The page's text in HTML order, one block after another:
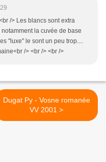
/> Les blancs sont extra
la cuvée de base
"luxe" le sont un peu trop....
/> <br /> <br />
Dugat Py - Vosne romanée
VV 2001 >